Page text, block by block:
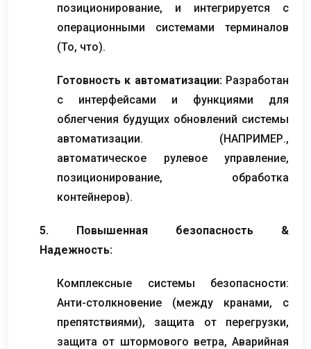
позиционирование, и интегрируется с
операционными системами терминалов
(То, что).
Готовность к автоматизации:Разработан
с интерфейсами и функциями для
облегчения будущих обновлений системы
автоматизации. (НАПРИМЕР.,
автоматическое рулевое управление,
позиционирование, обработка
контейнеров).
5. Повышенная безопасность &
Надежность:
Комплексные системы безопасности:
Анти-столкновение (между кранами, с
препятствиями), защита от перегрузки,
защита от штормового ветра, Аварийная